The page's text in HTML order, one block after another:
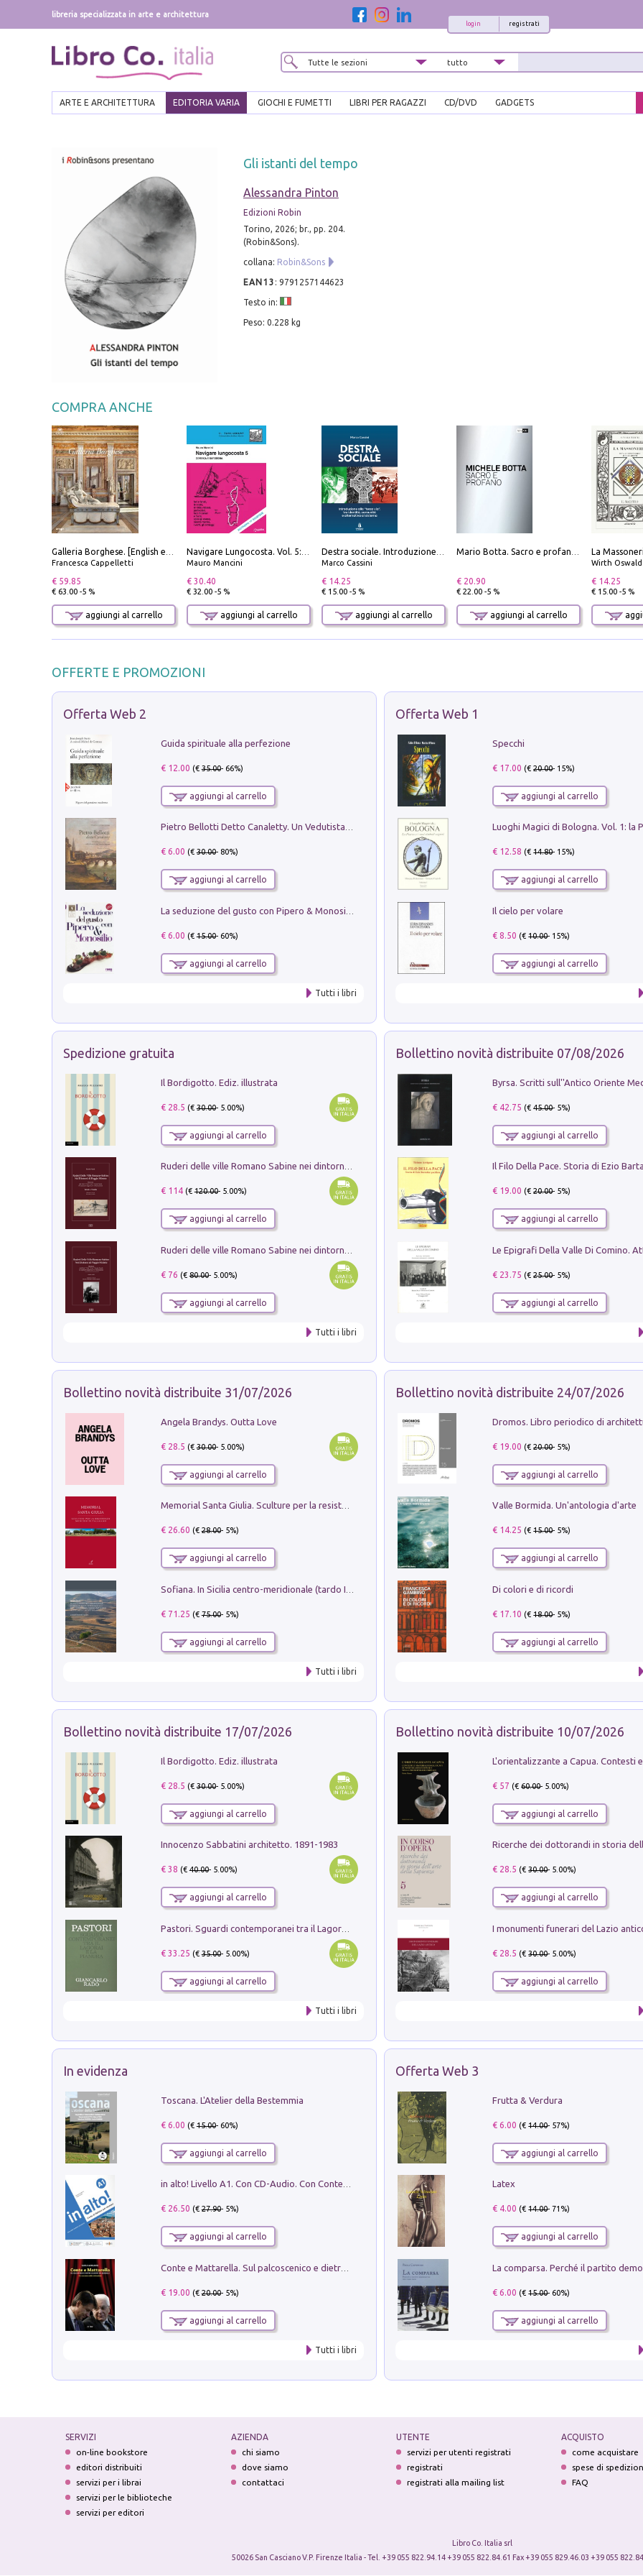
libreria specializzata in arte e architettura
registrati
login
ARTE E ARCHITETTURA EDITORIA VARIA GIOCHI E FUMETTI LIBRI PER RAGAZZI CD/DVD GADGETS
Gli istanti del tempo
Alessandra Pinton
Edizioni Robin
Torino, 2026; br., pp. 204.
(Robin&Sons).
collana: Robin&Sons
EAN13 : 9791257144623
Testo in:
Peso: 0.228 kg
COMPRA ANCHE
Galleria Borghese. [English edition]
Francesca Cappelletti
€ 59.85
€ 63.00 -5 %
aggiungi al carrello
Navigare Lungocosta. Vol. 5: Corsica e Sardegna
Mauro Mancini
€ 30.40
€ 32.00 -5 %
aggiungi al carrello
Destra sociale. Introduzione alla «terza via», tra identità, comunità e alternativa al sistema
Marco Cassini
€ 14.25
€ 15.00 -5 %
aggiungi al carrello
Mario Botta. Sacro e profano-Sacred and profane
€ 20.90
€ 22.00 -5 %
aggiungi al carrello
Wirth Oswald
€ 14.25
€ 15.00 -5 %
OFFERTE E PROMOZIONI
Offerta Web 2
Guida spirituale alla perfezione
€ 12.00 (€35.00- 66%)
aggiungi al carrello
Pietro Bellotti Detto Canaletty. Un Vedutista Veneziano nella Francia dell'Ancien Régime
€ 6.00 (€30.00- 80%)
aggiungi al carrello
€ 6.00 (€15.00- 60%)
aggiungi al carrello
Tutti i libri
Offerta Web 1
Specchi
€ 17.00 (€20.00- 15%)
aggiungi al carrello
€ 12.58 (€14.80- 15%)
aggiungi al carrello
Il cielo per volare
€ 8.50 (€10.00- 15%)
aggiungi al carrello
Spedizione gratuita
Il Bordigotto. Ediz. illustrata
€ 28.5 (€30.00- 5.00%)
aggiungi al carrello
Ruderi delle ville Romano Sabine nei dintorni di Poggio Mirteto. Illustrati dal dott.re prof.re cav.re Ercole Nardi regio ispettore degli scavi e monumenti. Anno 1885. Tavole e studio. Con 25 tavole fuori testo in cartella editoriale
€ 114(€120.00- 5.00%)
aggiungi al carrello
€ 76 (€80.00- 5.00%)
aggiungi al carrello
Tutti i libri
Bollettino novità distribuite 07/08/2026
€ 42.75 (€45.00- 5%)
aggiungi al carrello
€ 19.00 (€20.00- 5%)
aggiungi al carrello
€ 23.75 (€25.00- 5%)
aggiungi al carrello
Bollettino novità distribuite 31/07/2026
Angela Brandys. Outta Love
€ 28.5 (€30.00- 5.00%)
aggiungi al carrello
Memorial Santa Giulia. Sculture per la resistenza Monchio di Palagano
€ 26.60 (€28.00- 5%)
aggiungi al carrello
€ 71.25 (€75.00- 5%)
aggiungi al carrello
Tutti i libri
Bollettino novità distribuite 24/07/2026
€ 19.00 (€20.00- 5%)
aggiungi al carrello
Valle Bormida. Un'antologia d'arte
€ 14.25 (€15.00- 5%)
aggiungi al carrello
Di colori e di ricordi
€ 17.10 (€18.00- 5%)
aggiungi al carrello
Bollettino novità distribuite 17/07/2026
Il Bordigotto. Ediz. illustrata
€ 28.5 (€30.00- 5.00%)
aggiungi al carrello
Innocenzo Sabbatini architetto. 1891-1983
€ 38 (€40.00- 5.00%)
aggiungi al carrello
Pastori. Sguardi contemporanei tra il Lagorai e la pianura. Ediz. illustrata
€ 33.25 (€35.00- 5.00%)
aggiungi al carrello
Tutti i libri
Bollettino novità distribuite 10/07/2026
€ 57 (€60.00- 5.00%)
aggiungi al carrello
€ 28.5 (€30.00- 5.00%)
aggiungi al carrello
€ 28.5 (€30.00- 5.00%)
aggiungi al carrello
In evidenza
Toscana. L'Atelier della Bestemmia
€ 6.00 (€15.00- 60%)
aggiungi al carrello
in alto! Livello A1. Con CD-Audio. Con Contenuto digitale per accesso on line
€ 26.50 (€27.90- 5%)
aggiungi al carrello
Conte e Mattarella. Sul palcoscenico e dietro le quinte del Quirinale. Un racconto sulle istituzioni
€ 19.00 (€20.00- 5%)
aggiungi al carrello
Tutti i libri
Offerta Web 3
Frutta & Verdura
€ 6.00 (€14.00- 57%)
aggiungi al carrello
Latex
€ 4.00 (€14.00- 71%)
aggiungi al carrello
€ 6.00 (€15.00- 60%)
aggiungi al carrello
SERVIZI
on-line bookstore
editori distribuiti
servizi per i librai
servizi per le biblioteche
servizi per editori
AZIENDA
chi siamo
dove siamo
contattaci
UTENTE
servizi per utenti registrati
registrati
registrati alla mailing list
ACQUISTO
come acquistare
spese di
FAQ
Libro Co. Italia srl
50026 San Casciano V.P. Firenze Italia - Tel. +39 055 822.94.14 +39 055 822.84.61 Fax +39 055 829.46.03 +39 055